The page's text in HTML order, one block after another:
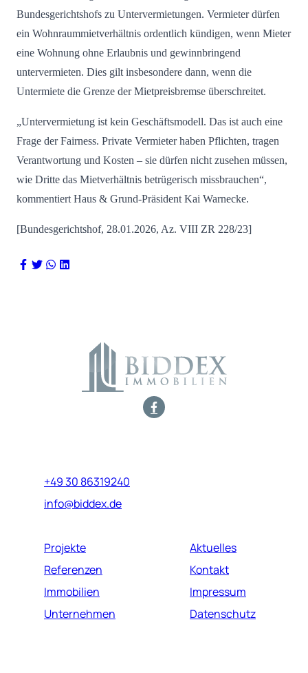
Bundesgerichtshofs zu Untervermietungen. Vermieter dürfen
ein Wohnraummietverhältnis ordentlich kündigen, wenn Mieter
eine Wohnung ohne Erlaubnis und gewinnbringend
untervermieten. Dies gilt insbesondere dann, wenn die
Untermiete die Grenze der Mietpreisbremse überschreitet.
„Untervermietung ist kein Geschäftsmodell. Das ist auch eine
Frage der Fairness. Private Vermieter haben Pflichten, tragen
Verantwortung und Kosten – sie dürfen nicht zusehen müssen,
wie Dritte das Mietverhältnis betrügerisch missbrauchen“,
kommentiert Haus & Grund-Präsident Kai Warnecke.
[Bundesgerichtshof, 28.01.2026, Az. VIII ZR 228/23]
+49 30 86319240
info@biddex.de
Projekte
Referenzen
Immobilien
Unternehmen
Aktuelles
Kontakt
Impressum
Datenschutz